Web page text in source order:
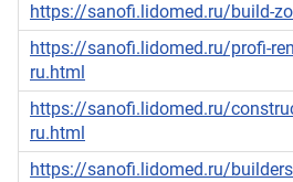
https://sanofi.lidomed.ru/build-
https://sanofi.lidomed.ru/profi-
ru.html
https://sanofi.lidomed.ru/
ru.html
https://sanofi.lidomed.ru/